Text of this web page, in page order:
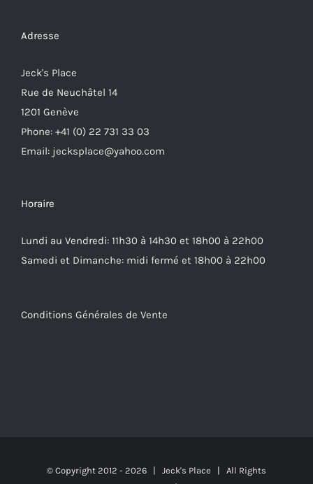
Adresse
Jeck's Place
Rue de Neuchâtel 14
1201 Genève
Phone: +41 (0) 22 731 33 03
Email: jecksplace@yahoo.com
Horaire
Lundi au Vendredi: 11h30 à 14h30 et 18h00 à 22h00
Samedi et Dimanche: midi fermé et 18h00 à 22h00
Conditions Générales de Vente
© Copyright 2012 - 2026 | Jeck's Place | All Rights